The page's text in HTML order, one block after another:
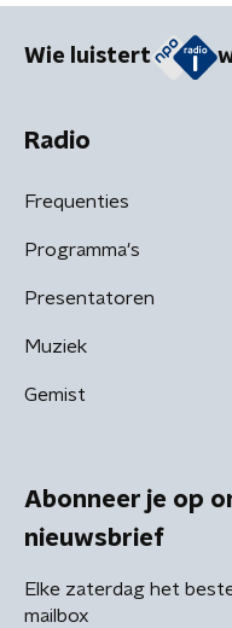
Wie luistert
Radio
Frequenties
Programma's
Presentatoren
Muziek
Gemist
Abonneer je op
nieuwsbrief
Elke zaterdag het
mailbox